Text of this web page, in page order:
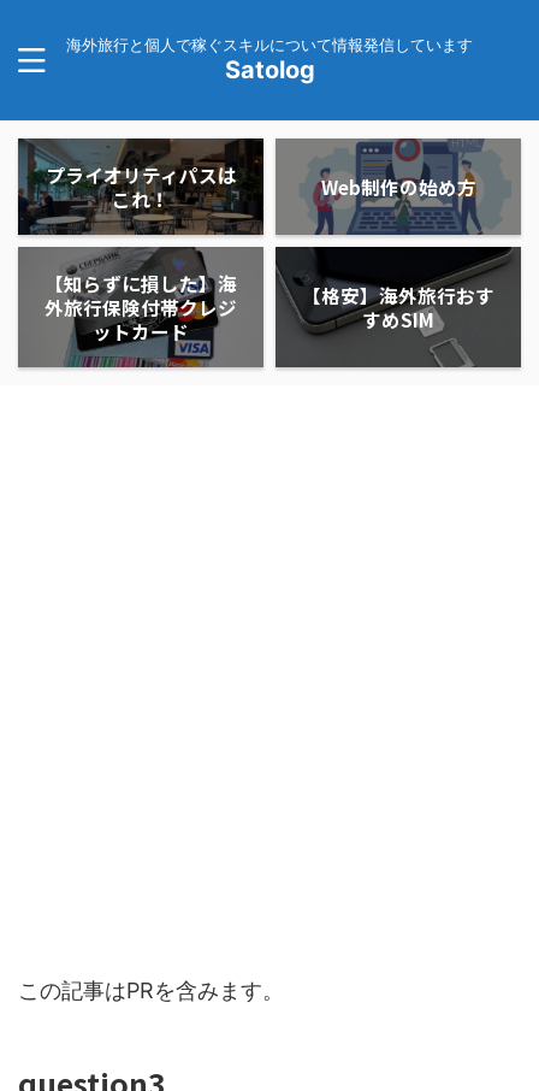
海外旅行と個人で稼ぐスキルについて情報発信しています
Satolog
プライオリティパスは
これ！
Web制作の始め方
【知らずに損した】海
外旅行保険付帯クレジ
ットカード
【格安】海外旅行おす
すめSIM
この記事はPRを含みます。